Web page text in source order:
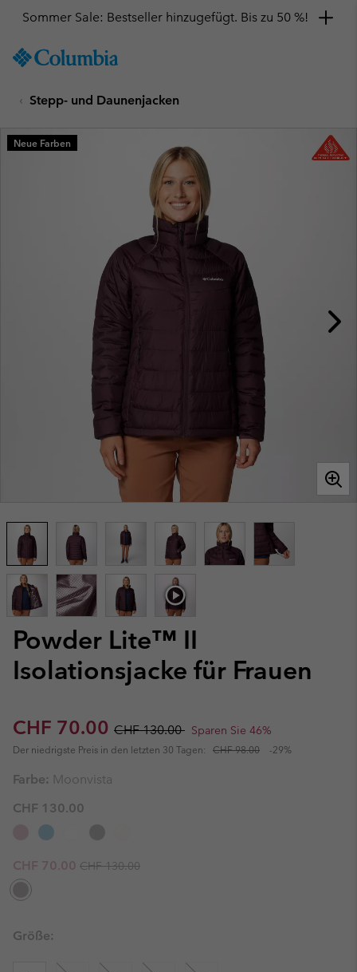
TO
SKIP
MAIN
NAV
Sommer Sale: Bestseller hinzugefügt. Bis zu 50 %!
Stepp- und Daunenjacken
Powder Lite™ II
Isolationsjacke für Frauen
Sale price:
CHF 70.00 Regular price:
CHF 130.00 Sparen Sie 46%
Der niedrigste Preis in den letzten 30 Tagen: CHF 98.00 -29%
Neue Farben
Farbe: Moonvista
CHF 130.00
Sale price:
CHF 70.00 Regular price:
CHF 130.00
Größe: